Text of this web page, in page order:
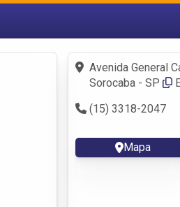
Fazer login
Criar conta
Avenida General
Sorocaba - SP
(15) 3318-2047
Mapa